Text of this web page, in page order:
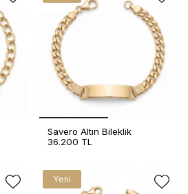
Savero Altın Bileklik
36.200 TL
Yeni